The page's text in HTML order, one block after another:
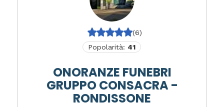
(6)
Popolarità: 41
ONORANZE FUNEBRI
GRUPPO CONSACRA -
RONDISSONE